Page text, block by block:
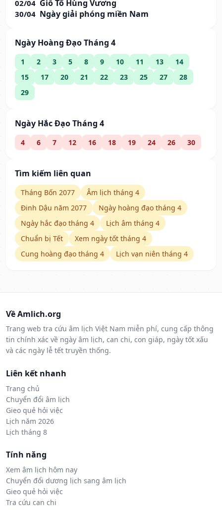
02/04 Giỗ Tổ Hùng Vương
30/04 Ngày giải phóng miền Nam
Ngày Hoàng Đạo Tháng 4
1 2 3 5 8 9 10 11 13
14
15
17 20 21 22 23 25 27
28
29
Ngày Hắc Đạo Tháng 4
4 6 7 12 16 18 19 24 26 30
Tìm kiếm liên quan
Tháng Bốn 2077
Âm lịch tháng 4
Đinh Dậu năm 2077
Ngày hoàng đạo tháng 4
Ngày hắc đạo tháng 4
Lịch âm tháng 4
Chuẩn bị Tết
Xem ngày tốt tháng 4
Cung hoàng đạo tháng 4
Lịch vạn niên tháng 4
Về Amlich.org
Trang web tra cứu âm lịch Việt Nam miễn phí, cung cấp thông
tin chính xác về ngày âm lịch, can chi, con giáp, ngày tốt xấu
và các ngày lễ tết truyền thống.
Liên kết nhanh
Trang chủ
Chuyển đổi âm lịch
Gieo quẻ hỏi việc
Lịch năm 2026
Lịch tháng 8
Tính năng
Xem âm lịch hôm nay
Chuyển đổi dương lịch sang âm lịch
Gieo quẻ hỏi việc
Tra cứu can chi